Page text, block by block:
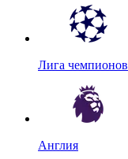
Лига чемпионов
Англия